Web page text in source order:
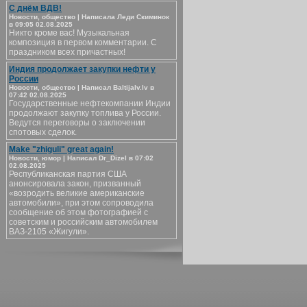
С днём ВДВ!
Новости, общество | Написала Леди Скиминок
в 09:05 02.08.2025
Никто кроме вас! Музыкальная
композиция в первом комментарии. С
праздником всех причастных!
Индия продолжает закупки нефти у
России
Новости, общество | Написал Baltijalv.lv в
07:42 02.08.2025
Государственные нефтекомпании Индии
продолжают закупку топлива у России.
Ведутся переговоры о заключении
спотовых сделок.
Make "zhiguli" great again!
Новости, юмор | Написал Dr_Dizel в 07:02
02.08.2025
Республиканская партия США
анонсировала закон, призванный
«возродить великие американские
автомобили», при этом сопроводила
сообщение об этом фотографией с
советским и российским автомобилем
ВАЗ-2105 «Жигули».